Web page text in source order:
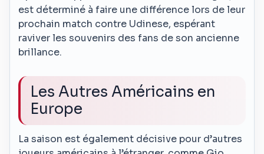
est déterminé à faire une différence lors de leur
prochain match contre Udinese, espérant
raviver les souvenirs des fans de son ancienne
brillance.
Les Autres Américains en
Europe
La saison est également décisive pour d’autres